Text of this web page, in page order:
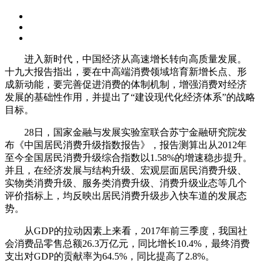
进入新时代，中国经济从高速增长转向高质量发展。
十九大报告指出，要在中高端消费领域培育新增长点、形
成新动能，要完善促进消费的体制机制，增强消费对经济
发展的基础性作用，并提出了“建设现代化经济体系”的战略
目标。
28日，国家金融与发展实验室联合苏宁金融研究院发
布《中国居民消费升级指数报告》，报告测算出从2012年
至今全国居民消费升级综合指数以1.58%的增速稳步提升。
并且，在经济发展与结构升级、宏观层面居民消费升级、
实物类消费升级、服务类消费升级、消费升级业态等几个
评价指标上，均反映出居民消费升级步入快车道的发展态
势。
从GDP的拉动因素上来看，2017年前三季度，我国社
会消费品零售总额26.3万亿元，同比增长10.4%，最终消费
支出对GDP的贡献率为64.5%，同比提高了2.8%。